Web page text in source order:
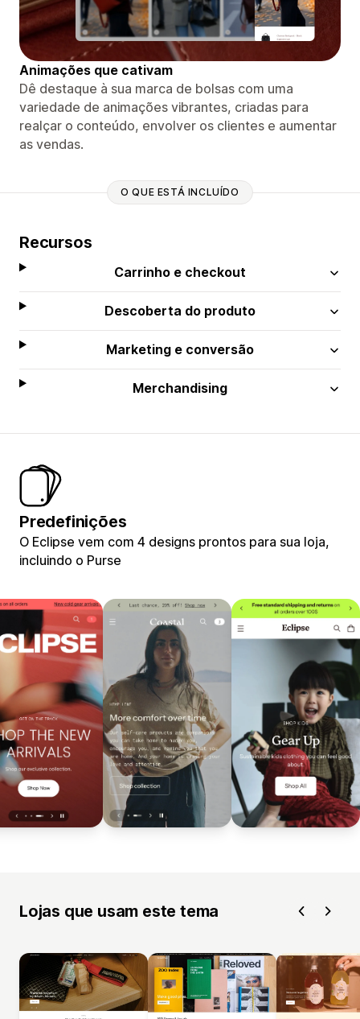
Animações que cativam
Dê destaque à sua marca de bolsas com uma
variedade de animações vibrantes, criadas para
realçar o conteúdo, envolver os clientes e aumentar
as vendas.
O QUE ESTÁ INCLUÍDO
Recursos
Carrinho e checkout
Descoberta do produto
Marketing e conversão
Merchandising
Predefinições
O Eclipse vem com 4 designs prontos para sua loja,
incluindo o Purse
Lojas que usam este tema